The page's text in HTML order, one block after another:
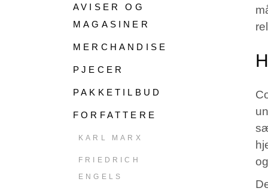
AVISER OG
MAGASINER
MERCHANDISE
PJECER
PAKKETILBUD
FORFATTERE
KARL MARX
FRIEDRICH
ENGELS